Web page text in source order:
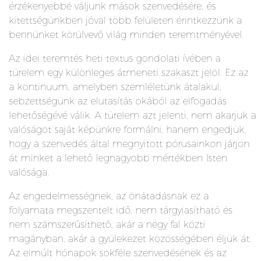
érzékenyebbé váljunk mások szenvedésére, és
kitettségünkben jóval több felületen érintkezzünk a
bennünket körülvevő világ minden teremtményével.
Az idei teremtés heti textus gondolati ívében a
türelem egy különleges átmeneti szakaszt jelöl. Ez az
a kontinuum, amelyben szemléletünk átalakul,
sebzettségünk az elutasítás okából az elfogadás
lehetőségévé válik. A türelem azt jelenti, nem akarjuk a
valóságot saját képünkre formálni, hanem engedjük,
hogy a szenvedés által megnyitott pórusainkon járjon
át minket a lehető legnagyobb mértékben Isten
valósága.
Az engedelmességnek, az önátadásnak ez a
folyamata megszentelt idő, nem tárgyiasítható és
nem számszerűsíthető, akár a négy fal közti
magányban, akár a gyülekezet közösségében éljük át.
Az elmúlt hónapok sokféle szenvedésének és az